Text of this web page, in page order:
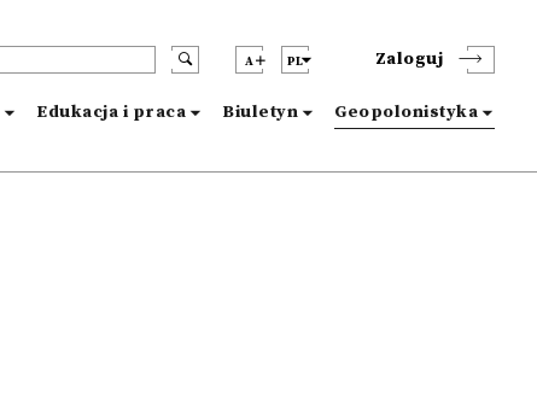
A PL Zaloguj
Edukacja i praca Biuletyn Geopolonistyka